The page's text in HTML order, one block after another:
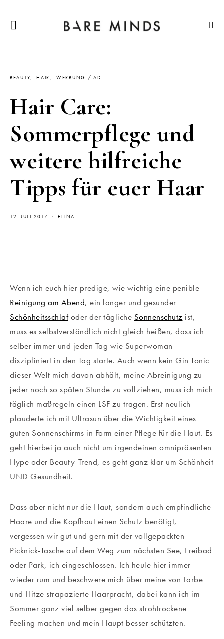
BEAUTY HAIR WERBUNG / AD
Hair Care:
Sommerpflege und
weitere hilfreiche
Tipps für euer Haar
12. JULI 2017 ELINA
Wenn ich euch hier predige, wie wichtig eine penible
Reinigung am Abend, ein langer und gesunder
Schönheitsschlafoder der tägliche Sonnenschutz ist,
muss es selbstverständlich nicht gleich heißen, dass ich
selber immer und jeden Tag wie Superwoman
diszipliniert in den Tag starte. Auch wenn kein Gin Tonic
dieser Welt mich davon abhält, meine Abreinigung zu
jeder noch so späten Stunde zu vollziehen, muss ich mich
täglich maßregeln einen LSF zu tragen. Erst neulich
plauderte ich mit Ultrasun über die Wichtigkeit eines
guten Sonnenschirms in Form einer Pflege für die Haut. Es
geht hierbei ja auch nicht um irgendeinen omnipräsenten
Hype oder Beauty-Trend, es geht ganz klar um Schönheit
UND Gesundheit.
Dass aber nicht nur die Haut, sondern auch empfindliche
Haare und die Kopfhaut einen Schutz benötigt,
vergessen wir gut und gern mit der vollgepackten
Picknick-Tasche auf dem Weg zum nächsten See, Freibad
oder Park, ich eingeschlossen. Ich heule hier immer
wieder rum und beschwere mich über meine von Farbe
und Hitze strapazierte Haarpracht, dabei kann ich im
Sommer ganz viel selber gegen das strohtrockene
Feeling machen und mein Haupt besser schützten.